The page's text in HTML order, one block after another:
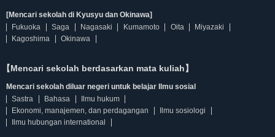
[Mencari sekolah di Kyusyu dan Okinawa]
Fukuoka
Saga Nagasaki Kumamoto Oita
Miyazaki
Kagoshima
Okinawa
【Mencari sekolah berdasarkan mata kuliah】
Mencari sekolah diluar negeri untuk belajar Ilmu sosial
Sastra
Bahasa
Ilmu hukum
Ekonomi, manajemen, dan perdagangan
Ilmu sosiologi
Ilmu hubungan international